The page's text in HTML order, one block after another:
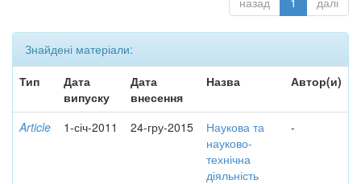
Знайдені матеріали:
Тип
Дата
випуску
Дата
внесення
Назва Автор(и)
Article 1-січ-2011 24-гру-2015
Наукова та
науково-
технічна
діяльність
-